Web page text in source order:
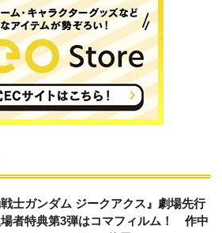
戦士ガンダム ジークアクス』劇場先行
者特典第3弾はコマフィルム！ 作中